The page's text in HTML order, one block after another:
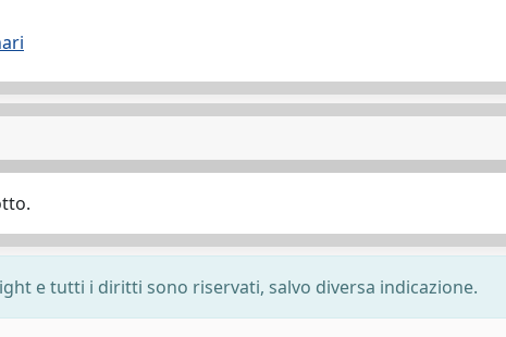
e tutti i diritti sono riservati, salvo diversa indicazione.